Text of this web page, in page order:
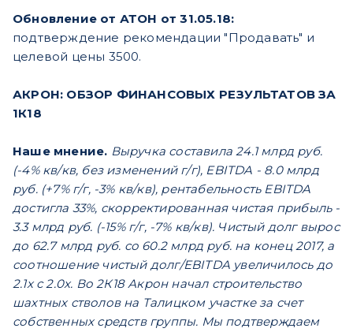
Обновление от АТОН от 31.05.18:
подтверждение рекомендации "Продавать" и
целевой цены 3500.
АКРОН: ОБЗОР ФИНАНСОВЫХ РЕЗУЛЬТАТОВ ЗА
1К18
Наше мнение. Выручка составила 24.1 млрд руб.
(-4% кв/кв, без изменений г/г), EBITDA - 8.0 млрд
руб. (+7% г/г, -3% кв/кв), рентабельность EBITDA
достигла 33%, скорректированная чистая прибыль -
3.3 млрд руб. (-15% г/г, -7% кв/кв). Чистый долг вырос
до 62.7 млрд руб. со 60.2 млрд руб. на конец 2017, а
соотношение чистый долг/EBITDA увеличилось до
2.1x с 2.0x. Во 2К18 Акрон начал строительство
шахтных стволов на Талицком участке за счет
собственных средств группы. Мы подтверждаем